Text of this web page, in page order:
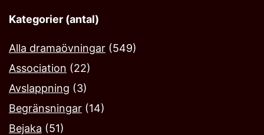
Kategorier (antal)
Alla dramaövningar (549)
Association (22)
Avslappning (3)
Begränsningar (14)
Bejaka‎ (51)